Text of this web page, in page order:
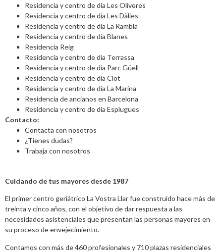
Residencia y centro de día Les Oliveres
Residencia y centro de día Les Dàlies
Residencia y centro de día La Rambla
Residencia y centro de día Blanes
Residencia Reig
Residencia y centro de día Terrassa
Residencia y centro de día Parc Güell
Residencia y centro de día Clot
Residencia y centro de día La Marina
Residencia de ancianos en Barcelona
Residencia y centro de día Esplugues
Contacto:
Contacta con nosotros
¿Tienes dudas?
Trabaja con nosotros
Cuidando de tus mayores desde 1987
El primer centro geriátrico La Vostra Llar fue construido hace más de
treinta y cinco años, con el objetivo de dar respuesta a las
necesidades asistenciales que presentan las personas mayores en
su proceso de envejecimiento.
Contamos con más de 460 profesionales y 710 plazas residenciales